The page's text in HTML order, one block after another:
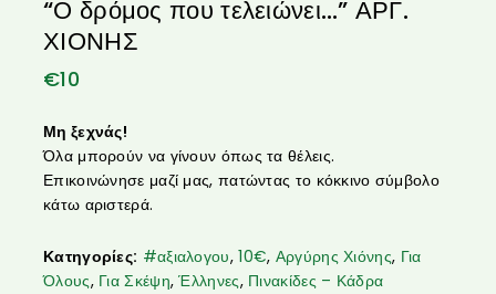
“Ο δρόμος που τελειώνει…” ΑΡΓ.
ΧΙΟΝΗΣ
€10
Μη ξεχνάς!
Όλα μπορούν να γίνουν όπως τα θέλεις.
Επικοινώνησε μαζί μας, πατώντας το κόκκινο σύμβολο
κάτω αριστερά.
Κατηγορίες: #αξιαλογου,10€, Αργύρης Χιόνης, Για
Όλους, Για Σκέψη,Έλληνες, Πινακίδες – Κάδρα